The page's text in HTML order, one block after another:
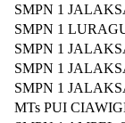
SMPN 1
SMPN 1
SMPN 1
SMPN 1
SMPN 1
MTs PUI